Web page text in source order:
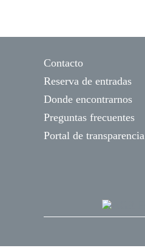
Contacto
Reserva de entradas
Donde encontrarnos
Preguntas frecuentes
Portal de transparencia